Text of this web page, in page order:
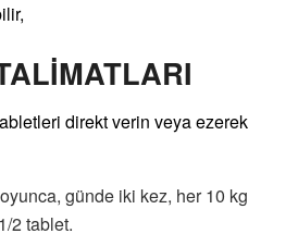
direkt verin veya ezerek
günde iki kez, her 10 kg
2 tablet.